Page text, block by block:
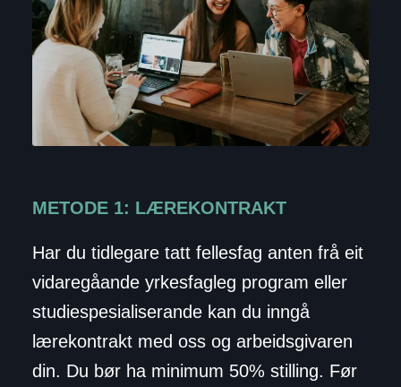
METODE 1: LÆREKONTRAKT
Har du tidlegare tatt fellesfag anten frå eit
vidaregåande yrkesfagleg program eller
studiespesialiserande kan du inngå
lærekontrakt med oss og arbeidsgivaren
din. Du bør ha minimum 50% stilling. Før